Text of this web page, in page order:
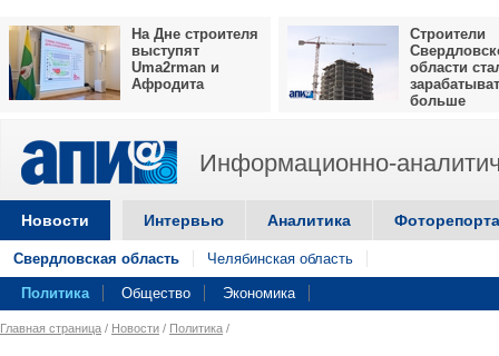
На Дне строителя
выступят
Uma2rman и
Афродита
Строители
области
больше
Информационно-
Новости Интервью Аналитика
Свердловская область Челябинская область
Политика Общество Экономика
Главная страница / Новости / Политика /